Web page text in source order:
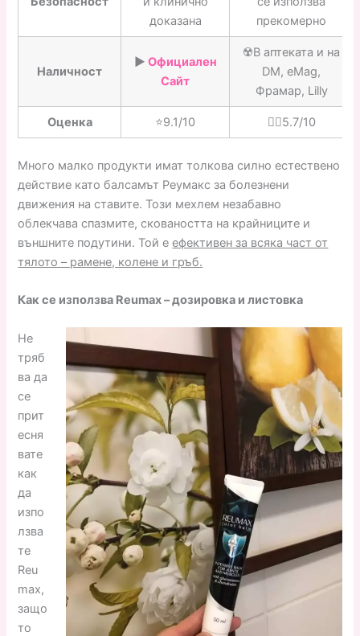
доказана
прекомерно
Наличност
▶️ Официален
Сайт
☢️В аптеката и на
DM, eMag,
Фрамар, Lilly
Оценка ⭐️9.1/10 👎🏼5.7/10
Много малко продукти имат толкова силно естествено
действие като балсамът Реумакс за болезнени
движения на ставите. Този мехлем незабавно
облекчава спазмите, сковаността на крайниците и
външните подутини. Той еефективен за всяка част от
тялото – рамене, колене и гръб.
Как се използва Reumax – дозировка и листовка
Не
тряб
ва да
се
прит
есня
вате
как
да
изпо
лзва
те
Reu
max,
защо
то